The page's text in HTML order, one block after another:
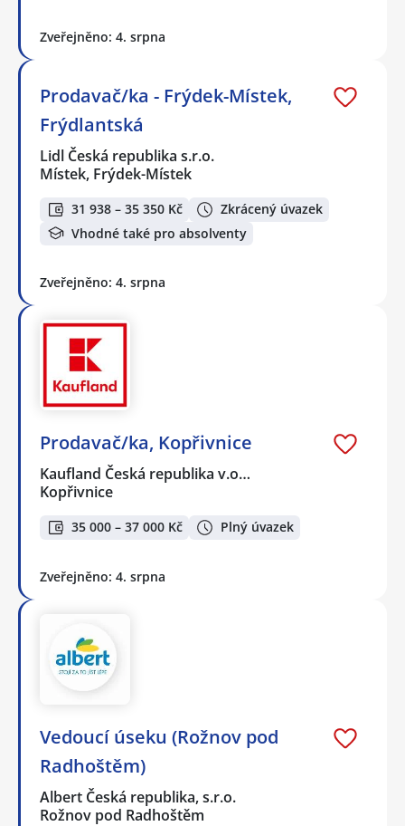
Zveřejněno: 4. srpna
Prodavač/ka - Frýdek-Místek,
Frýdlantská
Lidl Česká republika s.r.o.
Místek, Frýdek-Místek
31 938 – 35 350 Kč
Zkrácený úvazek
Vhodné také pro absolventy
Zveřejněno: 4. srpna
Prodavač/ka, Kopřivnice
Kaufland Česká republika v.o…
Kopřivnice
35 000 – 37 000 Kč Plný úvazek
Zveřejněno: 4. srpna
Vedoucí úseku (Rožnov pod
Radhoštěm)
Albert Česká republika, s.r.o.
Rožnov pod Radhoštěm